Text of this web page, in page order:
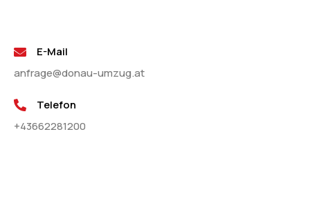
E-Mail
anfrage@donau-umzug.at
Telefon
+43662281200